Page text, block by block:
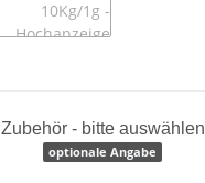
Zubehör - bitte auswählen
optionale Angabe